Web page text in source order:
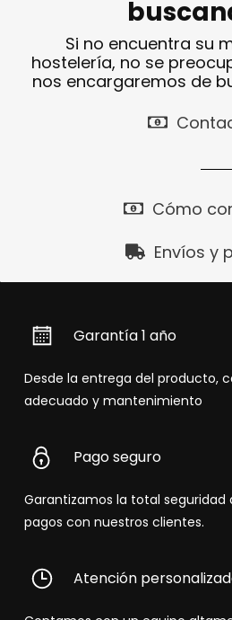
Si no encuentra su
hostelería, no se
nos encargaremos de
Cómo
Envíos y
Garantía 1 año
Desde la entrega del producto,
adecuado y mantenimiento
Pago seguro
Garantizamos la total seguridad
pagos con nuestros clientes.
Atención